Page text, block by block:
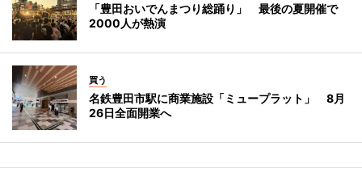
「豊田おいでんまつり総踊り」 最後の夏開催で
2000人が熱演
買う
名鉄豊田市駅に商業施設「ミュープラット」 8月
26日全面開業へ